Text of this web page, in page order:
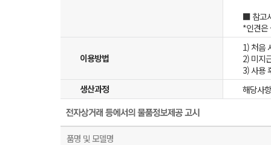
■ 참고
*인견은
이용방법
1) 처음
2) 미지
3) 사용
생산과정
해당사
품명 및 모델명